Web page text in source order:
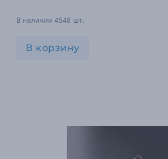
В наличии 4548 шт.
В корзину